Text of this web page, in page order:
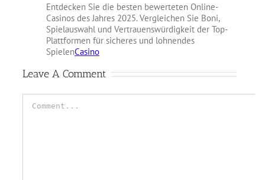
Entdecken Sie die besten bewerteten Online-
Casinos des Jahres 2025. Vergleichen Sie Boni,
Spielauswahl und Vertrauenswürdigkeit der Top-
Plattformen für sicheres und lohnendes
SpielenCasino
Leave A Comment